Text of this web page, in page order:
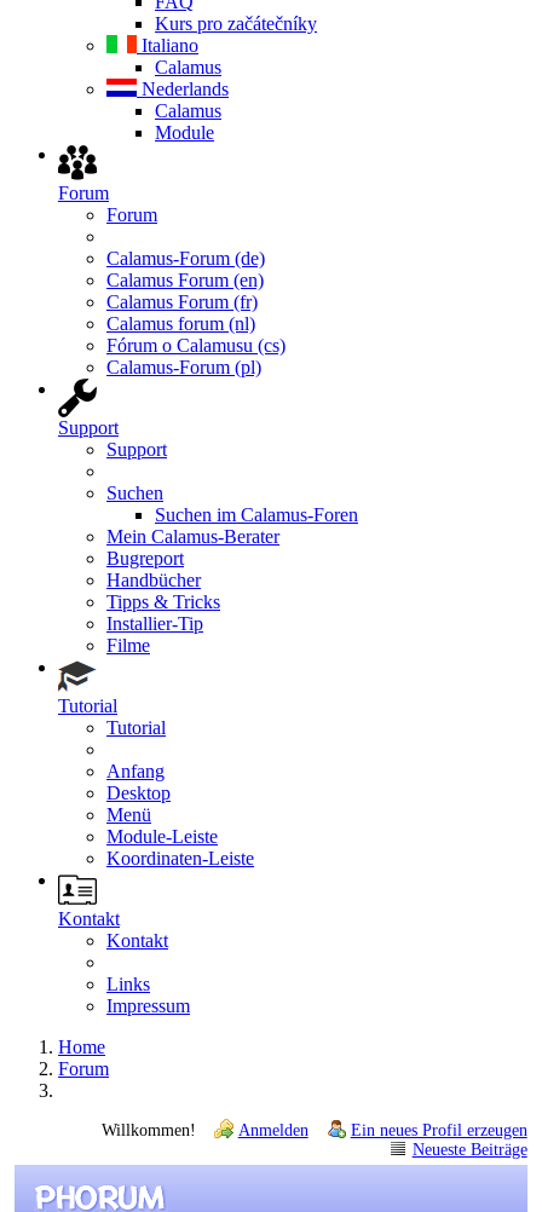
Kurs pro začátečníky
Italiano
Calamus
Nederlands
Calamus
Module
Forum
Forum
Calamus-Forum (de)
Calamus Forum (en)
Calamus Forum (fr)
Calamus forum (nl)
Fórum o Calamusu (cs)
Calamus-Forum (pl)
Support
Support
Suchen
Suchen im Calamus-Foren
Mein Calamus-Berater
Bugreport
Handbücher
Tipps & Tricks
Installier-Tip
Filme
Tutorial
Tutorial
Anfang
Desktop
Menü
Module-Leiste
Koordinaten-Leiste
Kontakt
Kontakt
Links
Impressum
Home
Forum
Willkommen! Anmelden
Ein neues Profil erzeugen
Neueste Beiträge